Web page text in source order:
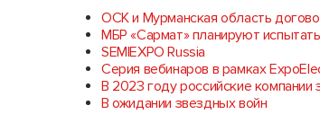
ОСК и Мурманская область
МБР «Сармат» планируют
SEMIEXPO Russia
Серия вебинаров в рамках
В 2023 году российские компании
В ожидании звездных войн